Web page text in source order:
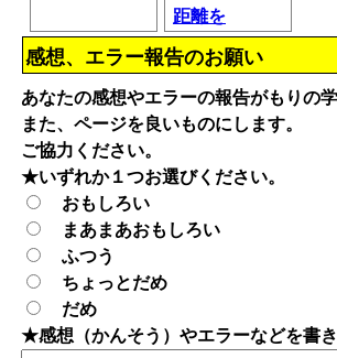
距離を
感想、エラー報告のお願い
あなたの感想やエラーの報告がもりの
また、ページを良いものにします。
ご協力ください。
★いずれか１つお選びください。
おもしろい
まあまあおもしろい
ふつう
ちょっとだめ
だめ
★感想（かんそう）やエラーなどを書き